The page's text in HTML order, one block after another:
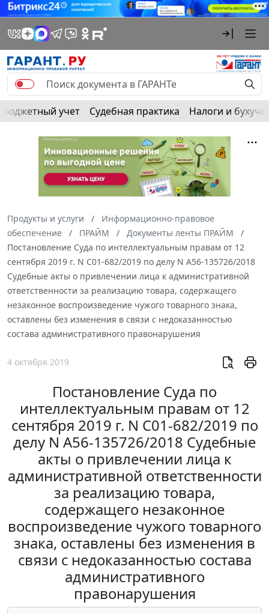
Бюджетный учет Судебная практика Налоги и
Продукты и услуги
Информационно-правовое
обеспечение
ПРАЙМ
Документы ленты ПРАЙМ
Постановление Суда по интеллектуальным правам от 12
сентября 2019 г. N С01-682/2019 по делу N А56-135726/2018
Судебные акты о привлечении лица к административной
ответственности за реализацию товара, содержащего
незаконное воспроизведение чужого товарного знака,
оставлены без изменения в связи с недоказанностью
состава административного правонарушения
4 октября 2019
Постановление Суда по
интеллектуальным правам от 12
сентября 2019 г. N С01-682/2019 по
делу N А56-135726/2018 Судебные
акты о привлечении лица к
административной ответственности
за реализацию товара,
содержащего незаконное
воспроизведение чужого товарного
знака, оставлены без изменения в
связи с недоказанностью состава
административного
правонарушения